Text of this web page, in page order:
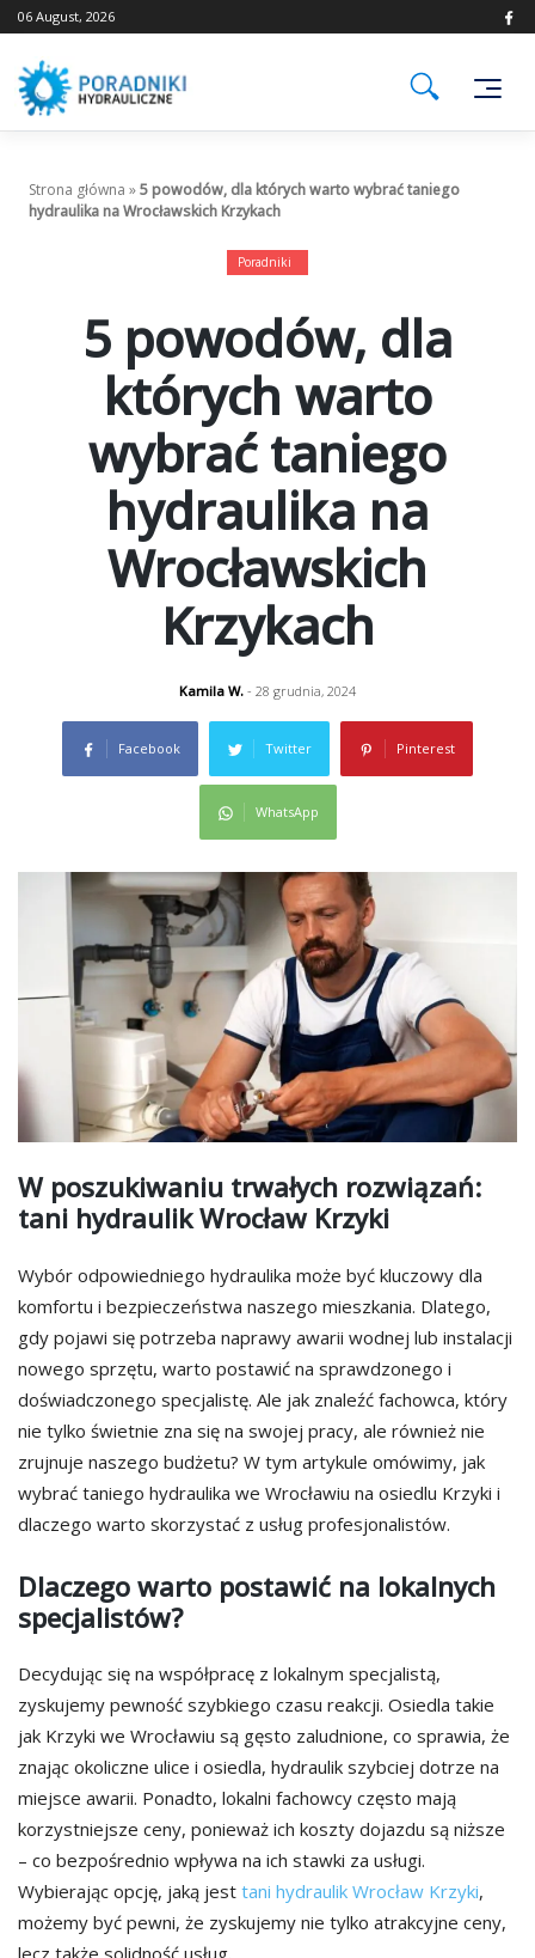
Skip
to
06 August, 2026
Strona główna »5 powodów, dla których warto wybrać taniego
hydraulika na Wrocławskich Krzykach
Poradniki
5 powodów, dla
których warto
wybrać taniego
hydraulika na
Wrocławskich
Krzykach
Kamila W. - 28 grudnia, 2024
Facebook Twitter Pinterest
WhatsApp
W poszukiwaniu trwałych rozwiązań:
tani hydraulik Wrocław Krzyki
Wybór odpowiedniego hydraulika może być kluczowy dla
komfortu i bezpieczeństwa naszego mieszkania. Dlatego,
gdy pojawi się potrzeba naprawy awarii wodnej lub instalacji
nowego sprzętu, warto postawić na sprawdzonego i
doświadczonego specjalistę. Ale jak znaleźć fachowca, który
nie tylko świetnie zna się na swojej pracy, ale również nie
zrujnuje naszego budżetu? W tym artykule omówimy, jak
wybrać taniego hydraulika we Wrocławiu na osiedlu Krzyki i
dlaczego warto skorzystać z usług profesjonalistów.
Dlaczego warto postawić na lokalnych
specjalistów?
Decydując się na współpracę z lokalnym specjalistą,
zyskujemy pewność szybkiego czasu reakcji. Osiedla takie
jak Krzyki we Wrocławiu są gęsto zaludnione, co sprawia, że
znając okoliczne ulice i osiedla, hydraulik szybciej dotrze na
miejsce awarii. Ponadto, lokalni fachowcy często mają
korzystniejsze ceny, ponieważ ich koszty dojazdu są niższe
– co bezpośrednio wpływa na ich stawki za usługi.
Wybierając opcję, jaką jest tani hydraulik Wrocław Krzyki,
możemy być pewni, że zyskujemy nie tylko atrakcyjne ceny,